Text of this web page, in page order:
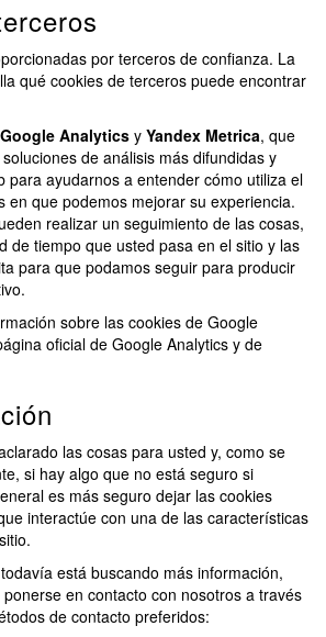
por terceros de confianza. La
qué cookies de terceros puede encontrar
Google Analytics y Yandex Metrica, que
de análisis más difundidas y
para ayudarnos a entender cómo utiliza el
en que podemos mejorar su experiencia.
realizar un seguimiento de las cosas,
de tiempo que usted pasa en el sitio y las
para que podamos seguir para producir
sobre las cookies de Google
oficial de Google Analytics y de
las cosas para usted y, como se
si hay algo que no está seguro si
es más seguro dejar las cookies
interactúe con una de las características
está buscando más información,
en contacto con nosotros a través
de contacto preferidos: